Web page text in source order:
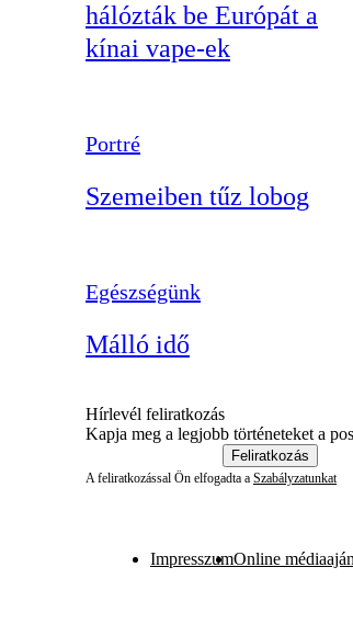
hálózták be Európát a
kínai vape-ek
Portré
Szemeiben tűz lobog
Egészségünk
Málló idő
Hírlevél feliratkozás
Kapja meg a legjobb történeteket a
Feliratkozás
A feliratkozással Ön elfogadta a Szabályzatunkat
ImpresszumOnline